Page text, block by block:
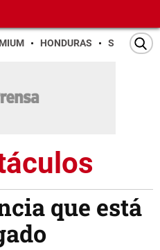
HONDURAS SAN PEDRO
que está